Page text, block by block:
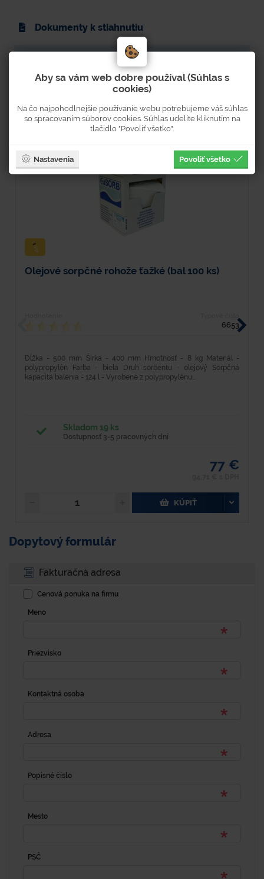
Dokumenty k stiahnutiu
Strana v tlačenom katalógu: 295
Súvisiaci tovar
Olejové sorpčné rohože ťažké (bal 100 ks)
6653
Dĺžka - 500 mm Šírka - 400 mm Hmotnosť - 8 kg Materiál -
polypropylén Farba - biela Druh sorbentu - olejový Sorpčná
kapacita balenia - 124 l - Vyrobené z polypropylénu...
Skladom 19 ks
Dostupnosť 3-5 pracovných dní
77 €
KÚPIŤ
Dopytový formulár
Fakturačná adresa
Cenová ponuka na firmu
Meno
Priezvisko
Kontaktná osoba
Adresa
Popisné číslo
Mesto
PSČ
Aby sa vám web dobre používal (Súhlas s
cookies)
Na čo najpohodlnejšie používanie webu potrebujeme váš súhlas
so spracovaním súborov cookies. Súhlas udelíte kliknutím na
tlačidlo "Povoliť všetko".
Nastavenia Povoliť všetko